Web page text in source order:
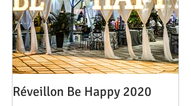
Réveillon Be Happy 2020